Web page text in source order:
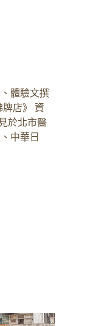
體驗文撰
店》 資
於北市醫
中華日